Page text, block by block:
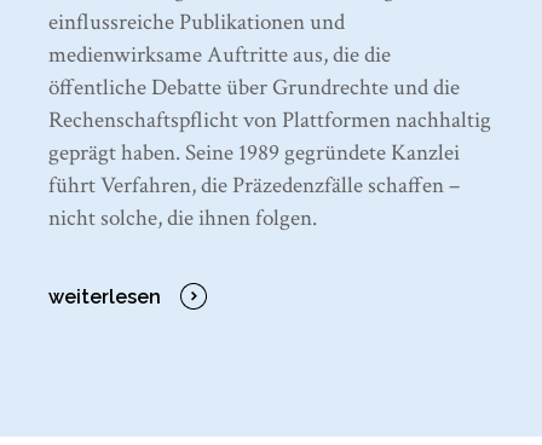
einflussreiche Publikationen und
medienwirksame Auftritte aus, die die
öffentliche Debatte über Grundrechte und die
Rechenschaftspflicht von Plattformen nachhaltig
geprägt haben. Seine 1989 gegründete Kanzlei
führt Verfahren, die Präzedenzfälle schaffen –
nicht solche, die ihnen folgen.
weiterlesen